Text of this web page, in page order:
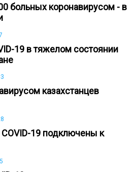
больных коронавирусом - в
19 в тяжелом состоянии
казахстанцев
19 подключены к